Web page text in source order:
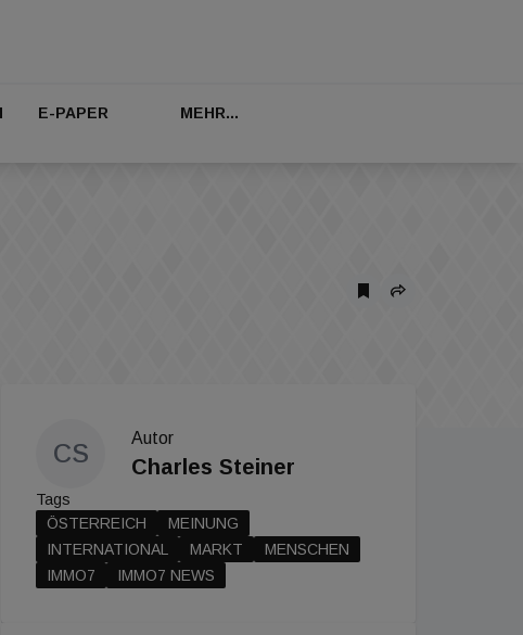
E-PAPER MEHR...
CS
Autor
Charles Steiner
Tags
ÖSTERREICH
MEINUNG
INTERNATIONAL
MARKT
MENSCHEN
IMMO7
IMMO7 NEWS